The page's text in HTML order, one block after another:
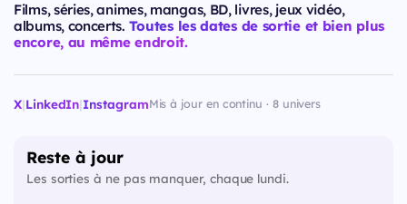
Films, séries, animes, mangas, BD, livres, jeux vidéo,
albums, concerts. Toutes les dates de sortie et bien plus
encore, au même endroit.
X|LinkedIn|InstagramMis à jour en continu · 8 univers
Reste à jour
Les sorties à ne pas manquer, chaque lundi.